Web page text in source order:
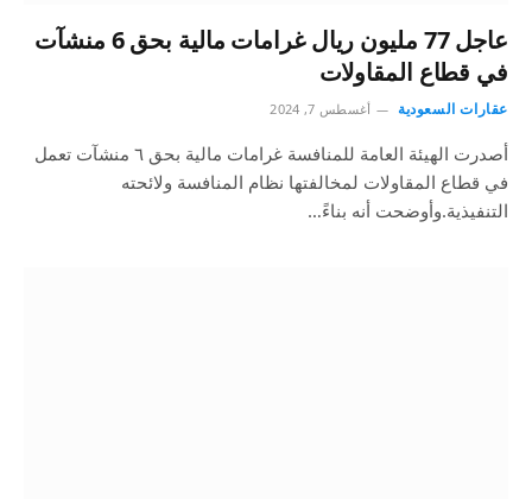
عاجل 77 مليون ريال غرامات مالية بحق 6 منشآت
في قطاع المقاولات
عقارات السعودية أغسطس 7, 2024
أصدرت الهيئة العامة للمنافسة غرامات مالية بحق ٦ منشآت تعمل
في قطاع المقاولات لمخالفتها نظام المنافسة ولائحته
التنفيذية.وأوضحت أنه بناءً…